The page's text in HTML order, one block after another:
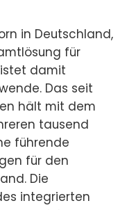
in Deutschland,
für
damit
Das seit
hält mit dem
tausend
führende
für den
Die
integrierten